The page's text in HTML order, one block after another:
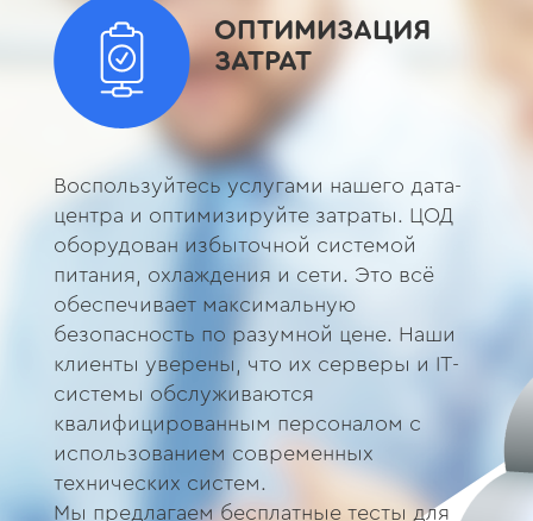
ОПТИМИЗАЦИЯ
ЗАТРАТ
Воспользуйтесь услугами нашего дата-
центра и оптимизируйте затраты. ЦОД
оборудован избыточной системой
питания, охлаждения и сети. Это всё
обеспечивает максимальную
безопасность по разумной цене. Наши
клиенты уверены, что их серверы и IT-
системы обслуживаются
квалифицированным персоналом с
использованием современных
технических систем.
Мы предлагаем бесплатные тесты для